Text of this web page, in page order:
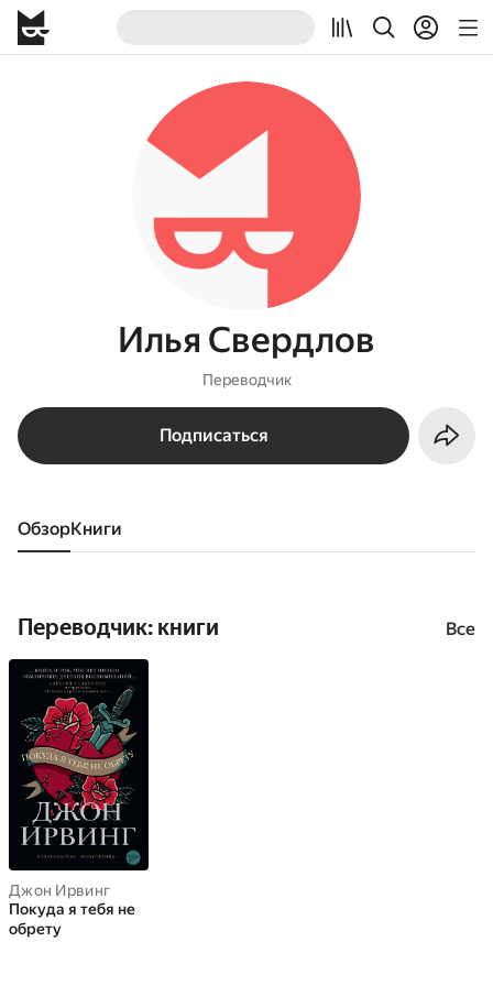
Илья Свердлов
Переводчик
Подписаться
Обзор книги
Переводчик: книги Все
Джон Ирвинг
Покуда я тебя не
обрету